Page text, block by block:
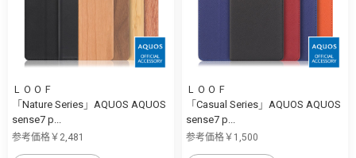
ＬＯＯＦ
「Nature Series」AQUOS AQUOS
sense7 p...
参考価格￥2,481
ＬＯＯＦ
「Casual Series」AQUOS AQUOS
sense7 p...
参考価格￥1,500